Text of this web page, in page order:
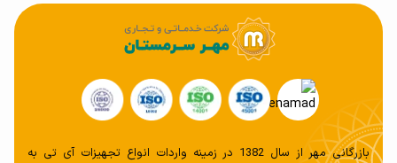
بازرگانی مهر از سال 1382 در زمینه واردات انواع تجهیزات آی تی به